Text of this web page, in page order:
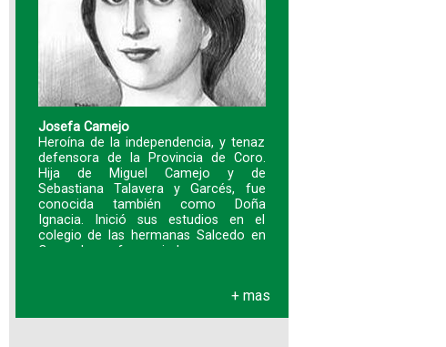
Josefa Camejo
Heroína de la independencia, y tenaz
defensora de la Provincia de Coro.
Hija de Miguel Camejo y de
Sebastiana Talavera y Garcés, fue
conocida también como Doña
Ignacia. Inició sus estudios en el
colegio de las hermanas Salcedo en
Coro y luego fue enviad
+ mas